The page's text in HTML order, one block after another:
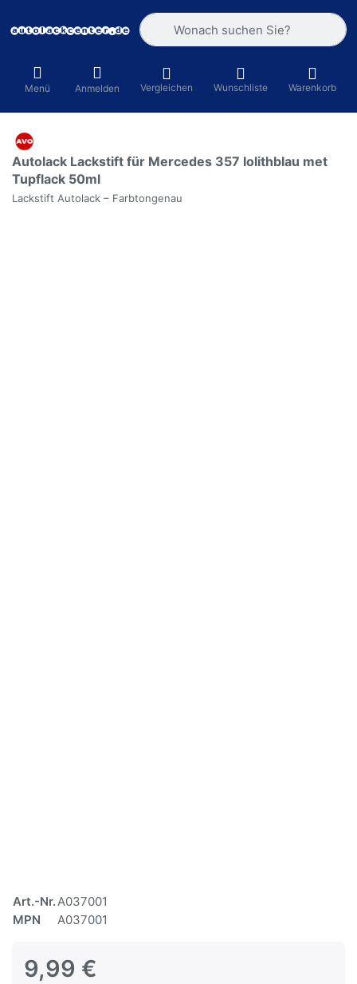
Geben Sie einen Suchbegriff ein.
Menü Anmelden Vergleichen Wunschliste Warenkorb
Autolack Lackstift für Mercedes 357 Iolithblau met
Tupflack 50ml
Lackstift Autolack – Farbtongenau
Art.-Nr.A037001
MPN
A037001
9,99 €